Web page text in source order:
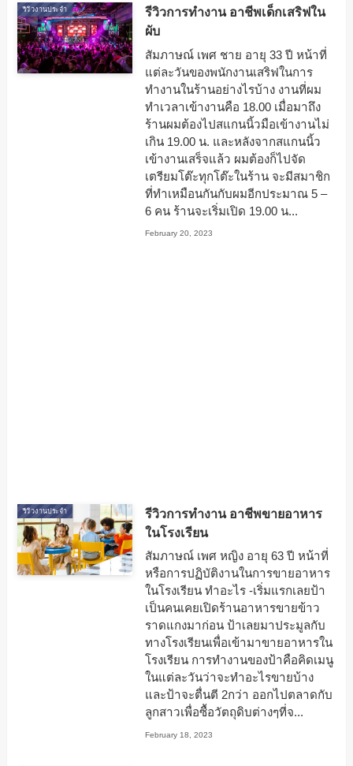
รีวิวงานประจำ
รีวิวการทำงาน อาชีพเด็กเสริฟใน
ผับ
สัมภาษณ์ เพศ ชาย อายุ 33 ปี หน้าที่
แต่ละวันของพนักงานเสริฟในการ
ทำงานในร้านอย่างไรบ้าง งานที่ผม
ทำเวลาเข้างานคือ 18.00 เมื่อมาถึง
ร้านผมต้องไปสแกนนิ้วมือเข้างานไม่
เกิน 19.00 น. และหลังจากสแกนนิ้ว
เข้างานเสร็จแล้ว ผมต้องก็ไปจัด
เตรียมโต๊ะทุกโต๊ะในร้าน จะมีสมาชิก
ที่ทำเหมือนกันกับผมอีกประมาณ 5 –
6 คน ร้านจะเริ่มเปิด 19.00 น...
February 20, 2023
รีวิวงานประจำ
รีวิวการทำงาน อาชีพขายอาหาร
ในโรงเรียน
สัมภาษณ์ เพศ หญิง อายุ 63 ปี หน้าที่
หรือการปฏิบัติงานในการขายอาหาร
ในโรงเรียน ทำอะไร -เริ่มแรกเลยป้า
เป็นคนเคยเปิดร้านอาหารขายข้าว
ราดแกงมาก่อน ป้าเลยมาประมูลกับ
ทางโรงเรียนเพื่อเข้ามาขายอาหารใน
โรงเรียน การทำงานของป้าคือคิดเมนู
ในแต่ละวันว่าจะทำอะไรขายบ้าง
และป้าจะตื่นตี 2กว่า ออกไปตลาดกับ
ลูกสาวเพื่อซื้อวัตถุดิบต่างๆที่จ...
February 18, 2023